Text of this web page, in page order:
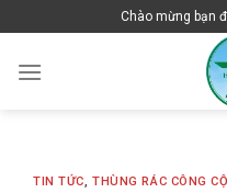
to
content
Chào mừng bạn
TIN TỨC,THÙNG RÁC CÔNG